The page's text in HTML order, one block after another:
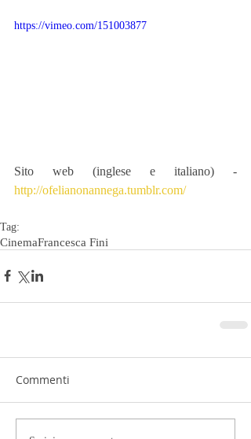
https://vimeo.com/151003877
http://ofelianonannega.tumblr.com/
Tag:
CinemaFrancesca Fini
Commenti